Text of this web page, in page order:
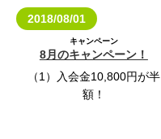
2018/08/01
キャンペーン
8月のキャンペーン！
（1）入会金10,800円が半
額！